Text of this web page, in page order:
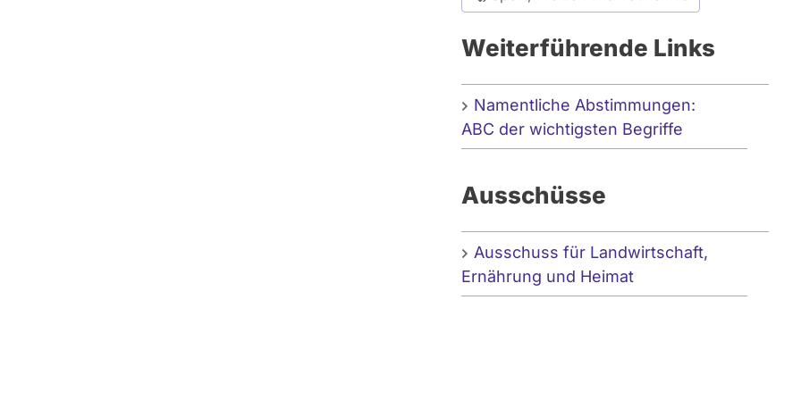
Weiterführende Links
Namentliche Abstimmungen:
ABC der wichtigsten Begriffe
Ausschüsse
Ausschuss für Landwirtschaft,
Ernährung und Heimat